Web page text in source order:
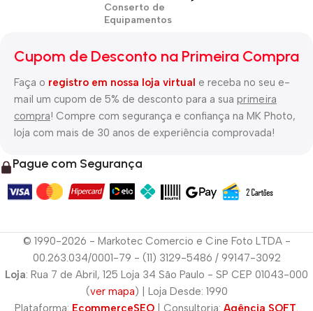
Conserto de
Equipamentos
Cupom de Desconto na Primeira Compra
Faça o registro em nossa loja virtual e receba no seu e-
mail um cupom de 5% de desconto para a sua primeira
compra! Compre com segurança e confiança na MK Photo,
loja com mais de 30 anos de experiência comprovada!
Pague com Segurança
© 1990-2026 - Markotec Comercio e Cine Foto LTDA -
00.263.034/0001-79 - (11) 3129-5486 / 99147-3092
Loja: Rua 7 de Abril, 125 Loja 34 São Paulo - SP CEP 01043-000
(ver mapa) | Loja Desde: 1990
Plataforma: EcommerceSEO | Consultoria: Agência SOFT.